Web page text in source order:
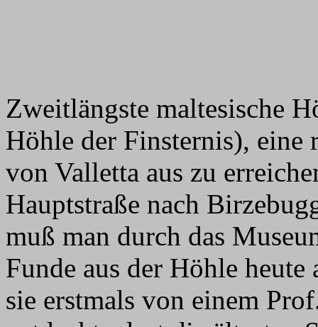
Zweitlängste maltesische
Höhle der Finsternis), eine
von Valletta aus zu
Hauptstraße nach
muß man durch das
Funde aus der Höhle
sie erstmals von einem